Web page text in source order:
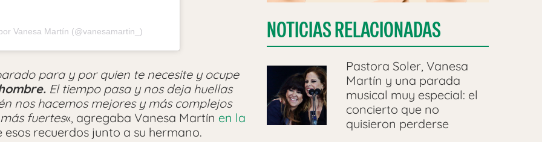
Vanesa Martín (@vanesamartin_)
para y por quien te necesite y ocupe
El tiempo pasa y nos deja huellas
nos hacemos mejores y más complejos
fuertes«, agregaba Vanesa Martín en la
recuerdos junto a su hermano.
NOTICIAS RELACIONADAS
Pastora Soler, Vanesa
Martín y una parada
musical muy especial: el
concierto que no
quisieron perderse